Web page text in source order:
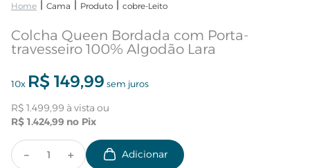
Cama Produto cobre-Leito
Colcha Queen Bordada com Porta-
travesseiro 100% Algodão Lara
10x R$ 149,99 sem juros
R$ 1.499,99
R$ 1.424,99
＋
－